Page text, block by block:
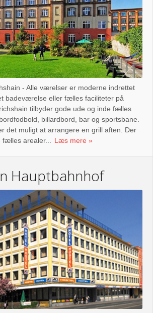
- Alle værelser er moderne indrettet
badeværelse eller fælles faciliteter på
tilbyder gode ude og inde fælles
billardbord, bar og sportsbane.
det muligt at arrangere en grill aften. Der
arealer...
Læs mere
Hauptbahnhof